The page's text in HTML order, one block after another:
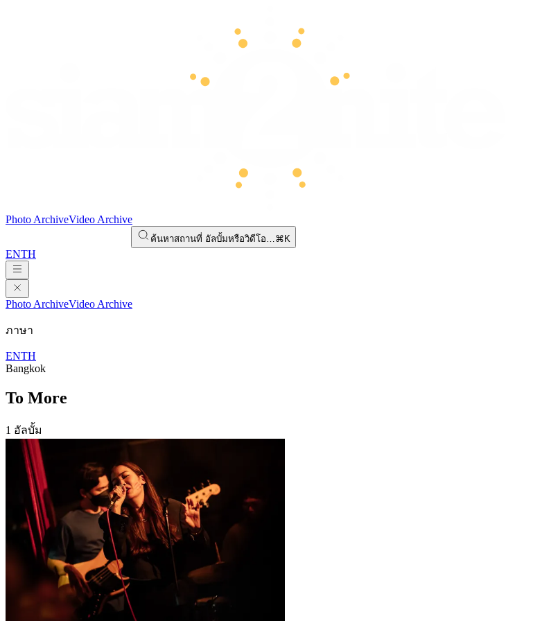
Photo ArchiveVideo Archive
ค้นหาสถานที่ อัลบั้มหรือวิดีโอ…⌘K
ENTH
Photo ArchiveVideo Archive
ภาษา
ENTH
Bangkok
To More
1 อัลบั้ม